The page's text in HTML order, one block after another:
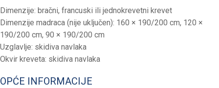
Dimenzije: bračni, francuski ili jednokrevetni krevet
Dimenzije madraca (nije uključen): 160 × 190/200 cm, 120 ×
190/200 cm, 90 × 190/200 cm
Uzglavlje: skidiva navlaka
Okvir kreveta: skidiva navlaka
OPĆE INFORMACIJE